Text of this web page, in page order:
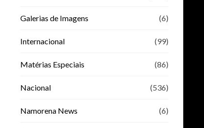
Galerias de Imagens (6)
Internacional (99)
Matérias Especiais (86)
Nacional (536)
Namorena News (6)